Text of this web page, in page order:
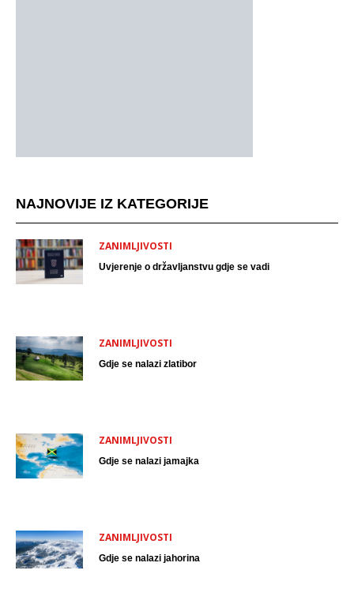
NAJNOVIJE IZ KATEGORIJE
ZANIMLJIVOSTI
Uvjerenje o državljanstvu gdje se vadi
ZANIMLJIVOSTI
Gdje se nalazi zlatibor
ZANIMLJIVOSTI
Gdje se nalazi jamajka
ZANIMLJIVOSTI
Gdje se nalazi jahorina